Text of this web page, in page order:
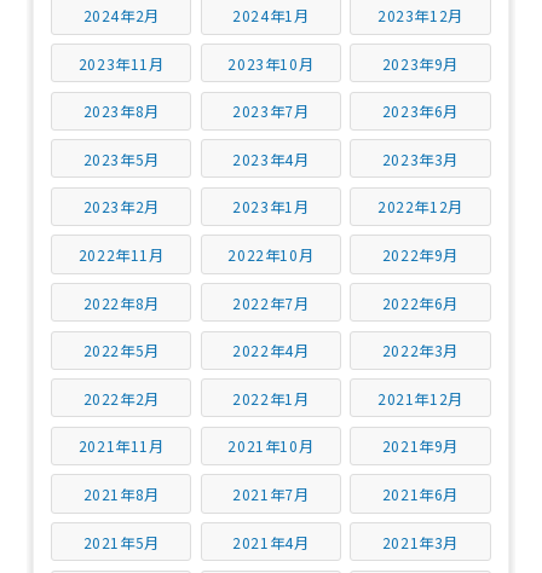
2024年2月 2024年1月 2023年12月
2023年11月 2023年10月 2023年9月
2023年8月 2023年7月 2023年6月
2023年5月 2023年4月 2023年3月
2023年2月 2023年1月 2022年12月
2022年11月 2022年10月 2022年9月
2022年8月 2022年7月 2022年6月
2022年5月 2022年4月 2022年3月
2022年2月 2022年1月 2021年12月
2021年11月 2021年10月 2021年9月
2021年8月 2021年7月 2021年6月
2021年5月 2021年4月 2021年3月